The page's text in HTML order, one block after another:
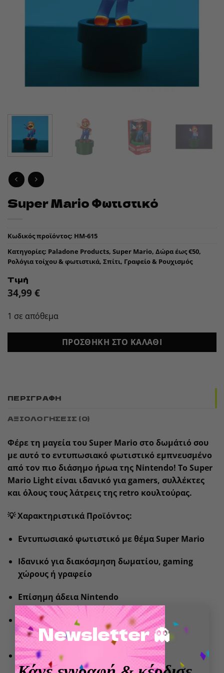
Newsletter 👻
Super Mario Φωτιστικό
Κωδικός προϊόντος: HM-615
Κατηγορίες: Paladone Products, Super Mario, Δώρα έως €50,
Ρολόγια τοίχου & φωτιστικά, Σπίτι, Γραφείο & Ρουχισμός
Τιμή
34,99 €
1 σε απόθεμα
ΠΡΟΣΘΉΚΗ ΣΤΟ ΚΑΛΆΘΙ
ΠΕΡΙΓΡΑΦΉ
ΑΞΙΟΛΟΓΉΣΕΙΣ (0)
Φέρε τη μαγεία τουSuper Mario στο δωμάτιό σου
με αυτό το εντυπωσιακό φωτιστικό εμπνευσμένο
από τον πιο διάσημο ήρωα της Nintendo! Το Super
Mario Lightείναι ιδανικό για gamers, συλλέκτες
και όλους τους λάτρεις της retro κουλτούρας.
💡Χαρακτηριστικά Προϊόντος:
Εντυπωσιακό φωτιστικό με θέμα Super Mario
Ιδανικό για διακόσμηση δωματίου, gaming
χώρους ή γραφείο
Επίσημη άδεια Nintendo
Λειτουργεί με μπαταρίες ή USB(ανάλογα το
μοντέλο)
Κατάλληλο για όλες τις ηλικίες